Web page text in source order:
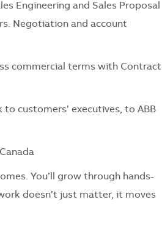
Engineering and Sales Proposal
Negotiation and account
commercial terms with Contract
customers’ executives, to ABB
You’ll grow through hands-
doesn’t just matter, it moves